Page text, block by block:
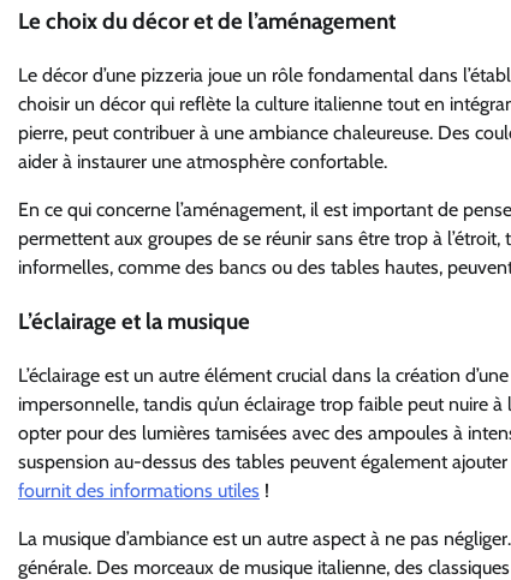
Le choix du décor et de l’aménagement
Le décor d’une pizzeria joue un rôle fondamental dans
choisir un décor qui reflète la culture italienne tout en
pierre, peut contribuer à une ambiance chaleureuse. Des
aider à instaurer une atmosphère confortable.
En ce qui concerne l’aménagement, il est important de
permettent aux groupes de se réunir sans être trop à
informelles, comme des bancs ou des tables hautes,
L’éclairage et la musique
L’éclairage est un autre élément crucial dans la création
impersonnelle, tandis qu’un éclairage trop faible peut nuire
opter pour des lumières tamisées avec des ampoules à
suspension au-dessus des tables peuvent également
fournit des informations utiles !
La musique d’ambiance est un autre aspect à ne pas
générale. Des morceaux de musique italienne, des